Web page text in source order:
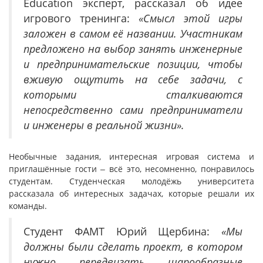
Education эксперт, рассказал об идее
игрового тренинга: «Смысл этой игры
заложен в самом её названии. Участникам
предложено на выбор занять инженерные
и предпринимательские позиции, чтобы
вживую ощутить на себе задачи, с
которыми сталкиваются
непосредственно сами предприниматели
и инженеры в реальной жизни».
Необычные задания, интересная игровая система и
приглашённые гости ‒ всё это, несомненно, понравилось
студентам. Студенческая молодёжь университета
рассказала об интересных задачах, которые решали их
команды.
Студент ФАМТ Юрий Щербина: «Мы
должны были сделать проект, в котором